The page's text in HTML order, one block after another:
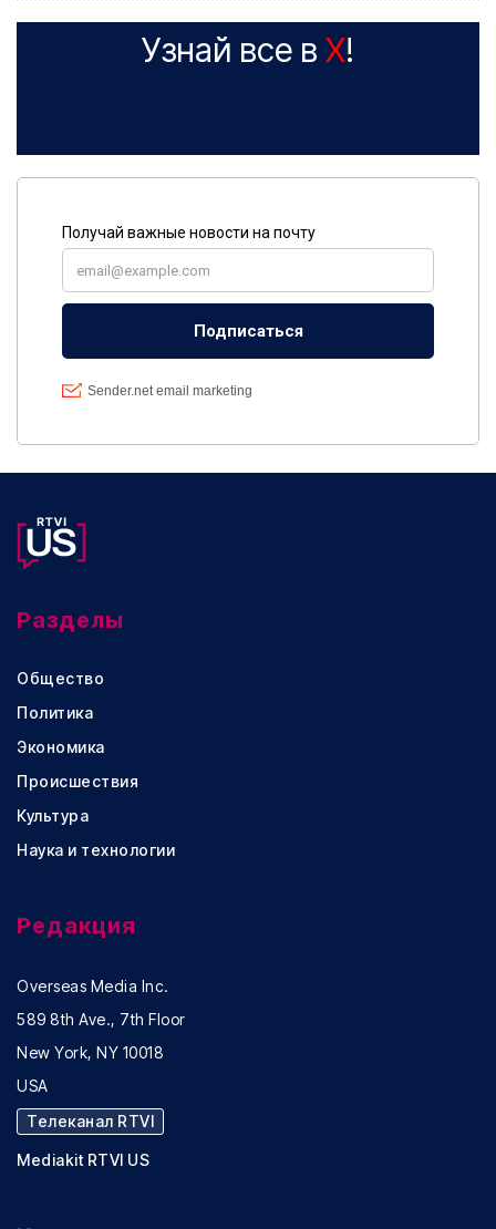
Узнай все в X!
Разделы
Общество
Политика
Экономика
Происшествия
Культура
Наука и технологии
Редакция
Overseas Media Inc.
589 8th Ave., 7th Floor
New York, NY 10018
USA
Телеканал RTVI
Mediakit RTVI US